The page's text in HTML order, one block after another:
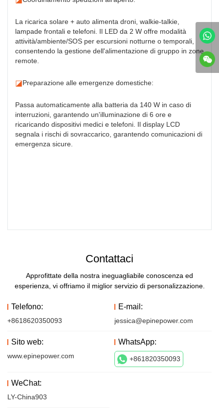
La ricarica solare + auto alimenta droni, walkie-talkie,
lampade frontali e telefoni. Il LED da 2 W offre modalità
attività/ambiente/SOS per escursioni notturne o temporali,
consentendo la gestione dell'alimentazione di gruppo in zone
remote.
◪Preparazione alle emergenze domestiche:
Passa automaticamente alla batteria da 140 W in caso di
interruzioni, garantendo un'illuminazione di 6 ore e
ricaricando dispositivi medici e telefoni. Il display LCD
segnala i rischi di sovraccarico, garantendo comunicazioni di
emergenza sicure.
Contattaci
Approfittate della nostra ineguagliabile conoscenza ed
esperienza, vi offriamo il miglior servizio di personalizzazione.
Telefono:
+8618620350093
E-mail:
jessica@epinepower.com
Sito web:
www.epinepower.com
WhatsApp:
+861820350093
WeChat:
LY-China903